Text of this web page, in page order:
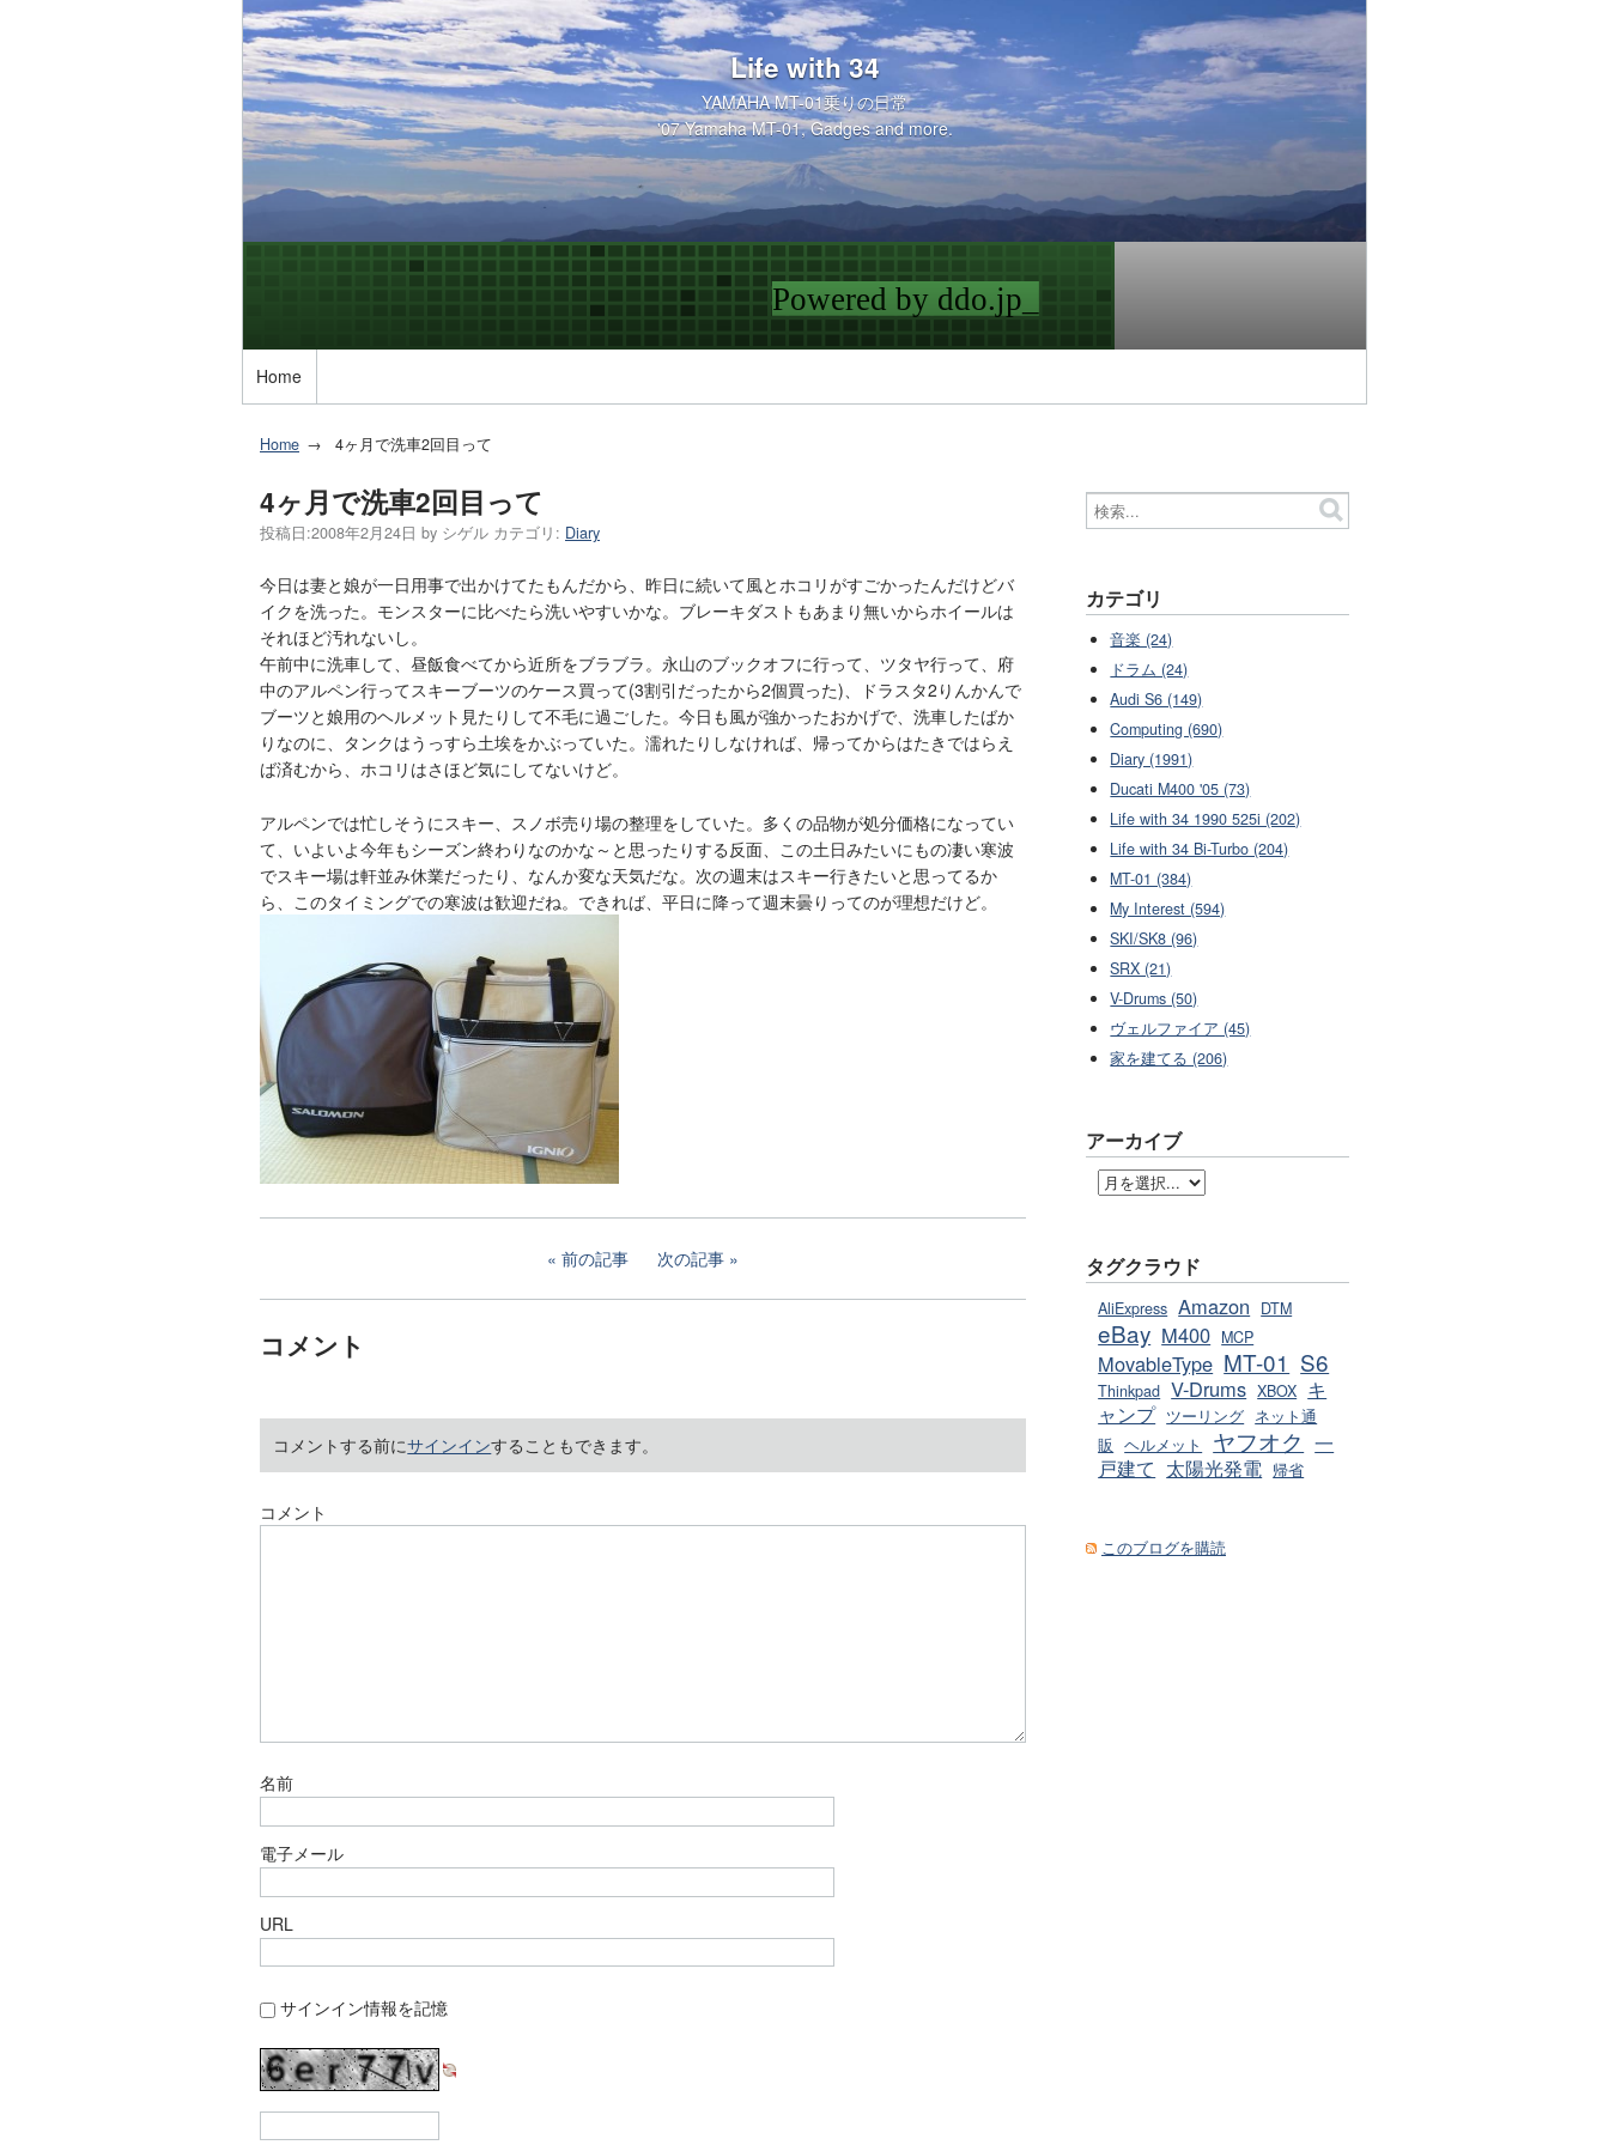
Life with 34
YAMAHA MT-01乗りの日常
'07 Yamaha MT-01, Gadges and more.
Home
Home 4ヶ月で洗車2回目って
4ヶ月で洗車2回目って
投稿日:2008年2月24日 by シゲル カテゴリ: Diary
今日は妻と娘が一日用事で出かけてたもんだから、昨日に続いて風とホコリがすごかったんだけどバ
イクを洗った。モンスターに比べたら洗いやすいかな。ブレーキダストもあまり無いからホイールは
それほど汚れないし。
午前中に洗車して、昼飯食べてから近所をブラブラ。永山のブックオフに行って、ツタヤ行って、府
中のアルペン行ってスキーブーツのケース買って(3割引だったから2個買った)、ドラスタ2りんかんで
ブーツと娘用のヘルメット見たりして不毛に過ごした。今日も風が強かったおかげで、洗車したばか
りなのに、タンクはうっすら土埃をかぶっていた。濡れたりしなければ、帰ってからはたきではらえ
ば済むから、ホコリはさほど気にしてないけど。
アルペンでは忙しそうにスキー、スノボ売り場の整理をしていた。多くの品物が処分価格になってい
て、いよいよ今年もシーズン終わりなのかな～と思ったりする反面、この土日みたいにもの凄い寒波
でスキー場は軒並み休業だったり、なんか変な天気だな。次の週末はスキー行きたいと思ってるか
ら、このタイミングでの寒波は歓迎だね。できれば、平日に降って週末曇りってのが理想だけど。
前の記事 次の記事
コメント
コメントする前にサインインすることもできます。
コメント
名前
電子メール
URL
サインイン情報を記憶
カテゴリ
音楽 (24)
ドラム (24)
Audi S6 (149)
Computing (690)
Diary (1991)
Ducati M400 '05 (73)
Life with 34 1990 525i (202)
Life with 34 Bi-Turbo (204)
MT-01 (384)
My Interest (594)
SKI/SK8 (96)
SRX (21)
V-Drums (50)
ヴェルファイア (45)
家を建てる (206)
アーカイブ
タグクラウド
AliExpress Amazon DTM
eBay M400 MCP
MovableType MT-01 S6
Thinkpad V-Drums XBOX キ
ャンプ ツーリング ネット通
販 ヘルメット ヤフオク 一
戸建て 太陽光発電 帰省
このブログを購読